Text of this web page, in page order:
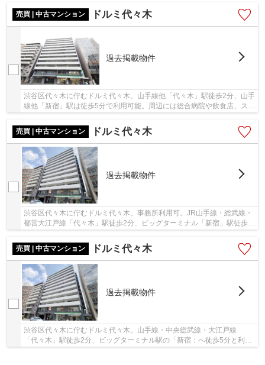
売買 | 中古マンション
ドルミ代々木
過去掲載物件
渋谷区代々木に佇むドルミ代々木。山手線他「代々木」駅徒歩2分、山手
線他「新宿」駅は徒歩5分で利用可能。周辺には総合病院や飲食店、スー
売買 | 中古マンション
ドルミ代々木
過去掲載物件
渋谷区代々木に佇むドルミ代々木。事務所利用可。JR山手線・総武線・
都営大江戸線「代々木」駅徒歩2分、ビッグターミナル「新宿」駅徒歩5
売買 | 中古マンション
ドルミ代々木
過去掲載物件
渋谷区代々木に佇むドルミ代々木。山手線・中央総武線・大江戸線
「代々木」駅徒歩2分、ビッグターミナル駅の「新宿：へ徒歩5分と利便